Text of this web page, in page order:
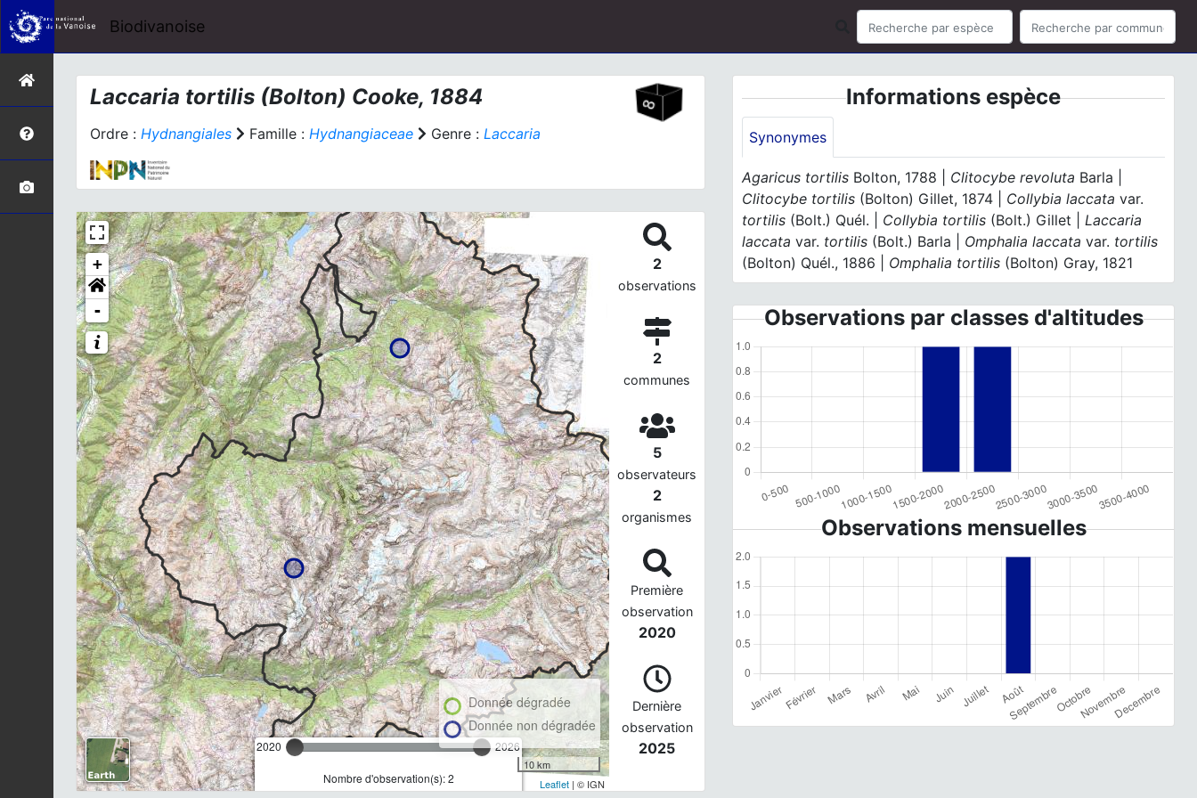
Biodivanoise
Laccaria tortilis (Bolton) Cooke, 1884
Ordre : Hydnangiales Famille : Hydnangiaceae Genre : Laccaria
+
-
2020 2026
Nombre d'observation(s): 2
Donnée dégradée
Donnée non dégradée
10 km
Leaflet| © IGN
2
observations
2
communes
5
observateurs
2
organismes
Première
observation
2020
Dernière
observation
2025
Informations espèce
Synonymes
Agaricus tortilis Bolton, 1788 | Clitocybe revoluta Barla |
Clitocybe tortilis (Bolton) Gillet, 1874 | Collybia laccatavar.
tortilis (Bolt.) Quél. | Collybia tortilis (Bolt.) Gillet |Laccaria
laccatavar. tortilis (Bolt.) Barla | Omphalia laccatavar. tortilis
(Bolton) Quél., 1886 | Omphalia tortilis (Bolton) Gray, 1821
Observations par classes d'altitudes
Observations mensuelles